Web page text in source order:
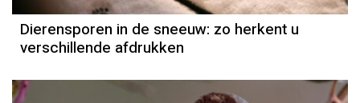
Dierensporen in de sneeuw: zo herkent u
verschillende afdrukken